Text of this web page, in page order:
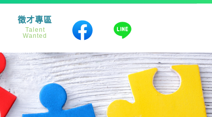
徵才專區
Talent
Wanted